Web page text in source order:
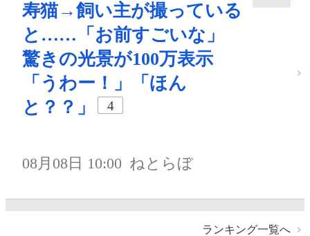
寿猫→飼い主が撮っている
と……「お前すごいな」
驚きの光景が100万表示
「うわー！」「ほん
と？？」
4
08月08日 10:00 ねとらぼ
ランキング一覧へ